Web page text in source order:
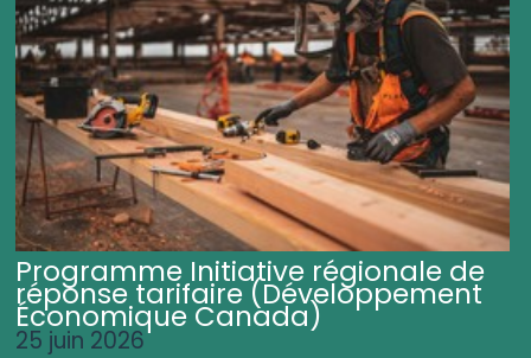
Programme Initiative régionale de
réponse tarifaire (Développement
Économique Canada)
25 juin 2026